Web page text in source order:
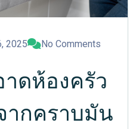
2025 No Comments
ดห้องครัว
กคราบมัน